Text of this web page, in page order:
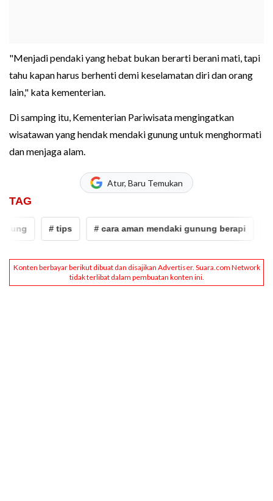
"Menjadi pendaki yang hebat bukan berarti berani mati, tapi
tahu kapan harus berhenti demi keselamatan diri dan orang
lain," kata kementerian.
Di samping itu, Kementerian Pariwisata mengingatkan
wisatawan yang hendak mendaki gunung untuk menghormati
dan menjaga alam.
Atur, Baru Temukan
TAG
# tips # cara aman mendaki gunung berapi